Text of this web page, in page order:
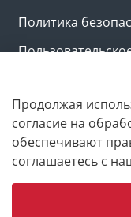
Политика
Copyright © M-
Продолжая
согласие на
обеспечивают
соглашаетесь с